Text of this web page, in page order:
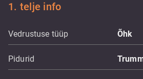
1. telje info
Vedrustuse tüüp Õhk
Pidurid